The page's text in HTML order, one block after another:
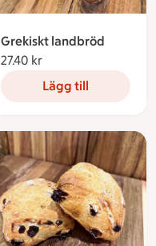
Grekiskt landbröd
27.40 kr
Lägg till